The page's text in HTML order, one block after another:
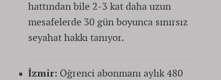
hattından bile 2-3 kat daha uzun
mesafelerde 30 gün boyunca sınırsız
seyahat hakkı tanıyor.
İzmir: Öğrenci abonmanı aylık 480